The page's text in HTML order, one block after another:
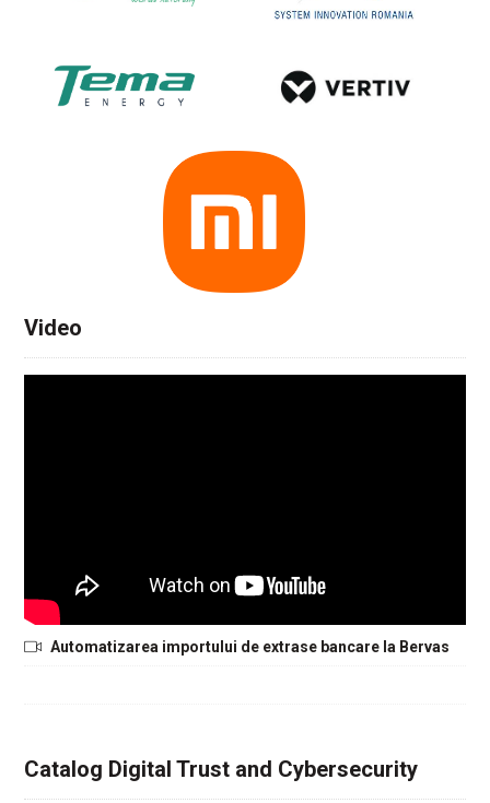
Video
Automatizarea importului de extrase bancare la Bervas
Catalog Digital Trust and Cybersecurity